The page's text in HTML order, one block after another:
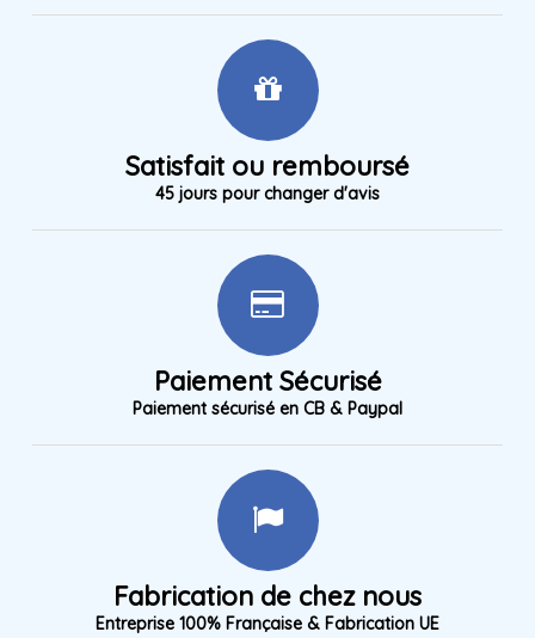
Satisfait ou remboursé
45 jours pour changer d'avis
Paiement Sécurisé
Paiement sécurisé en CB & Paypal
Fabrication de chez nous
Entreprise 100% Française & Fabrication UE